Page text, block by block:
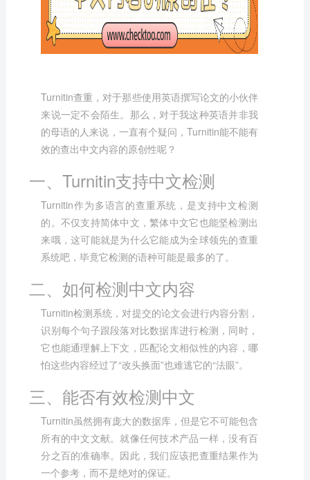
Turnitin查重 ，对于那些使用英语撰写论文的小伙伴
来说一定不会陌生。那么，对于我这种英语并非我
的母语的人来说，一直有个疑问，Turnitin能不能有
效的查出中文内容的原创性呢？
一、Turnitin支持中文检测
Turnitin作为多语言的查重系统，是支持中文检测
的。不仅支持简体中文，繁体中文它也能坚检测出
来哦，这可能就是为什么它能成为全球领先的查重
系统吧，毕竟它检测的语种可能是最多的了。
二、如何检测中文内容
Turnitin检测系统，对提交的论文会进行内容分割，
识别每个句子跟段落对比数据库进行检测，同时，
它也能通理解上下文，匹配论文相似性的内容，哪
怕这些内容经过了“改头换面”也难逃它的“法眼”。
三、能否有效检测中文
Turnitin虽然拥有庞大的数据库，但是它不可能包含
所有的中文文献。就像任何技术产品一样，没有百
分之百的准确率。因此，我们应该把查重结果作为
一个参考，而不是绝对的保证。